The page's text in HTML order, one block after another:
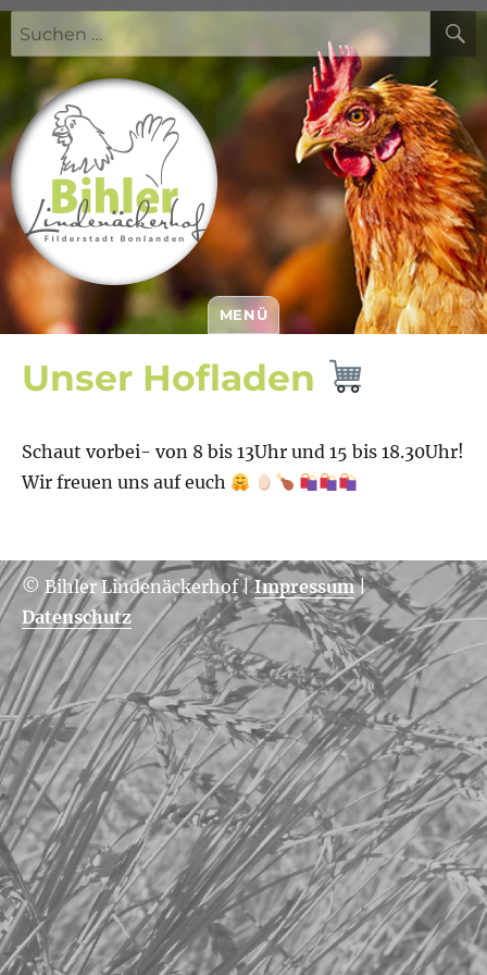
Suchen
nach:
Bihler Lindenäckerhof
MENÜ
Unser Hofladen
Schaut vorbei- von 8 bis 13Uhr und 15 bis 18.30Uhr!
Wir freuen uns auf euch
© Bihler Lindenäckerhof|Impressum|
Datenschutz